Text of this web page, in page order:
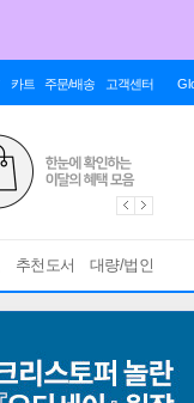
카트 주문/배송 고객센터
추천도서 대량/법인